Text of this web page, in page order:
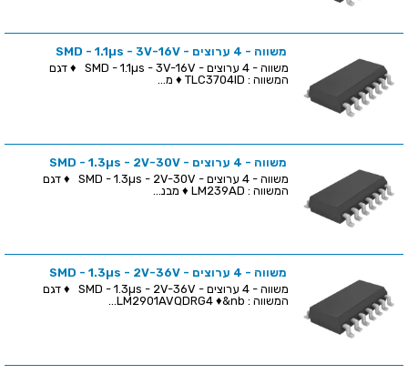
משווה - 4 ערוצים - SMD - 1.1µs - 3V-16V
משווה - 4 ערוצים - SMD - 1.1µs - 3V-16V ♦ דגם
המשווה : TLC3704ID ♦ מ...
משווה - 4 ערוצים - SMD - 1.3µs - 2V-30V
משווה - 4 ערוצים - SMD - 1.3µs - 2V-30V ♦ דגם
המשווה : LM239AD ♦ מבנ...
משווה - 4 ערוצים - SMD - 1.3µs - 2V-36V
משווה - 4 ערוצים - SMD - 1.3µs - 2V-36V ♦ דגם
המשווה : LM2901AVQDRG4 ♦&nb...